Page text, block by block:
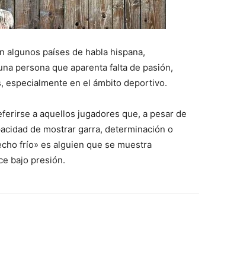
algunos países de habla hispana,
persona que aparenta falta de pasión,
especialmente en el ámbito deportivo.
a aquellos jugadores que, a pesar de
de mostrar garra, determinación o
frío» es alguien que se muestra
bajo presión.